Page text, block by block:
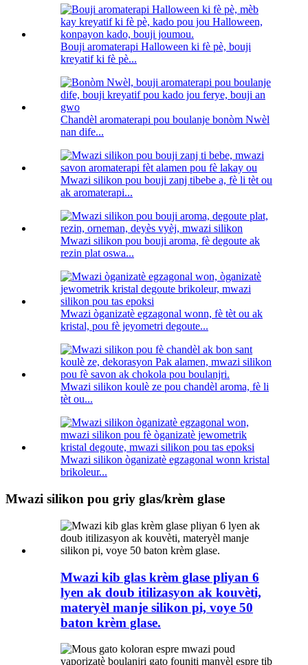
Bouji aromaterapi Halloween ki fè pè, bouji
kreyatif ki fè pè...
Chandèl aromaterapi pou boulanje bonòm Nwèl
nan dife...
Mwazi silikon pou bouji zanj tibebe a, fè li tèt ou
ak aromaterapi...
Mwazi silikon pou bouji aroma, fè degoute ak
rezin plat oswa...
Mwazi òganizatè egzagonal wonn, fè tèt ou ak
kristal, pou fè jeyometri degoute...
Mwazi silikon koulè ze pou chandèl aroma, fè li
tèt ou...
Mwazi silikon òganizatè egzagonal wonn kristal
brikoleur...
Mwazi silikon pou griy glas/krèm glase
Mwazi kib glas krèm glase pliyan 6
lyen ak doub itilizasyon ak kouvèti,
materyèl manje silikon pi, voye 50
baton krèm glase.